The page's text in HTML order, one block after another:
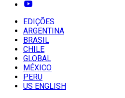
EDIÇÕES
ARGENTINA
BRASIL
CHILE
GLOBAL
MÉXICO
PERU
US ENGLISH